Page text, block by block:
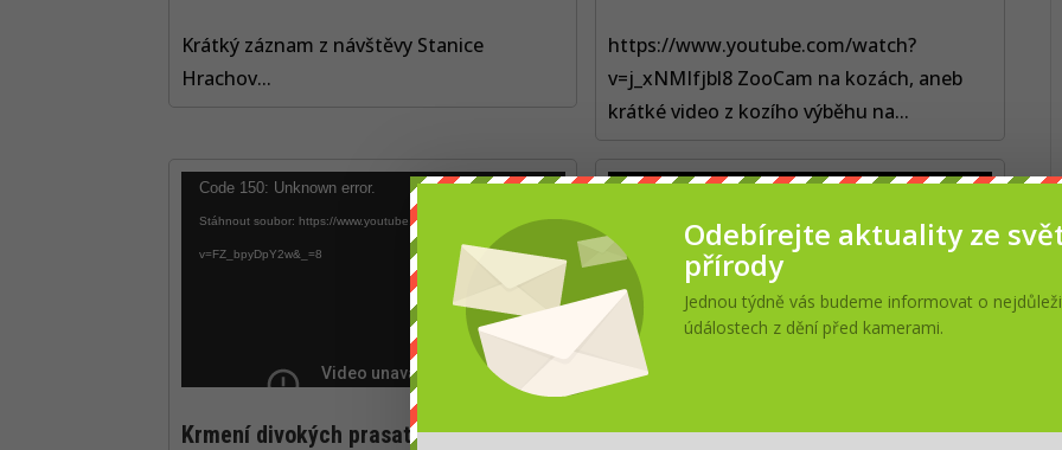
Krátký záznam z návštěvy Stanice
Hrachov...
https://www.youtube.com/watch?
v=j_xNMIfjbl8 ZooCam na kozách, aneb
krátké video z kozího výběhu na...
Video
přehrávač
Code 150: Unknown error.
Stáhnout soubor: https://www.youtube.com/watch?
v=FZ_bpyDpY2w&_=8
Krmení divokých prasat v Brdech
Odebírejte aktuality ze
přírody
Jednou týdně vás budeme informovat o
údálostech z dění před kamerami.